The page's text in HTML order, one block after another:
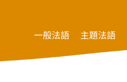
一般法語 主題法語